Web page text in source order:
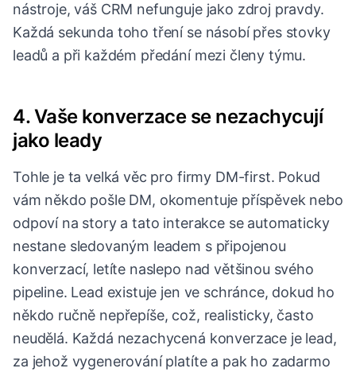
nástroje, váš CRM nefunguje jako zdroj pravdy.
Každá sekunda toho tření se násobí přes stovky
leadů a při každém předání mezi členy týmu.
4. Vaše konverzace se nezachycují
jako leady
Tohle je ta velká věc pro firmy DM-first. Pokud
vám někdo pošle DM, okomentuje příspěvek nebo
odpoví na story a tato interakce se automaticky
nestane sledovaným leadem s připojenou
konverzací, letíte naslepo nad většinou svého
pipeline. Lead existuje jen ve schránce, dokud ho
někdo ručně nepřepíše, což, realisticky, často
neudělá. Každá nezachycená konverzace je lead,
za jehož vygenerování platíte a pak ho zadarmo